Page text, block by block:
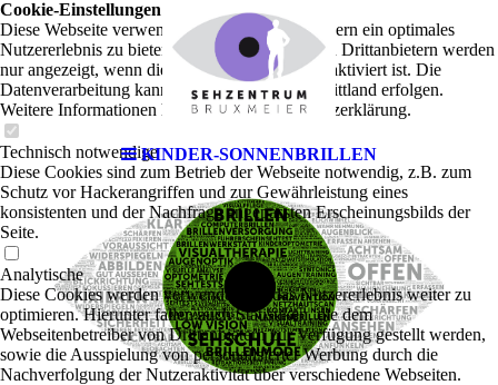
KINDER-SONNENBRILLEN
Cookie-Einstellungen
Diese Webseite verwendet Cookies, um Besuchern ein optimales
Nutzererlebnis zu bieten. Bestimmte Inhalte von Drittanbietern werden
nur angezeigt, wenn die entsprechende Option aktiviert ist. Die
Datenverarbeitung kann dann auch in einem Drittland erfolgen.
Weitere Informationen hierzu in der Datenschutzerklärung.
Technisch notwendige
Diese Cookies sind zum Betrieb der Webseite notwendig, z.B. zum
Schutz vor Hackerangriffen und zur Gewährleistung eines
konsistenten und der Nachfrage angepassten Erscheinungsbilds der
Seite.
Analytische
Diese Cookies werden verwendet, um das Nutzererlebnis weiter zu
optimieren. Hierunter fallen auch Statistiken, die dem
Webseitenbetreiber von Drittanbietern zur Verfügung gestellt werden,
sowie die Ausspielung von personalisierter Werbung durch die
Nachverfolgung der Nutzeraktivität über verschiedene Webseiten.